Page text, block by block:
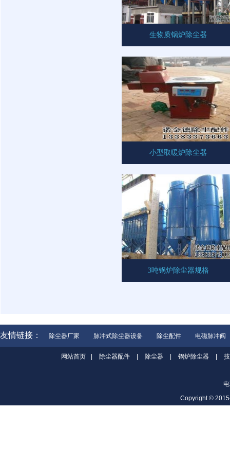
生物质锅炉除尘器
小型取暖炉除尘器
3吨锅炉除尘器规格
友情链接： 除尘器厂家 脉冲式除尘器设备 除尘配件 电磁脉冲阀
网站首页 除尘器配件 除尘器 锅炉除尘器
Copyright ©